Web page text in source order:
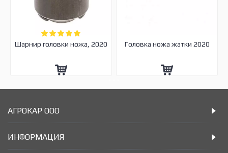
Шарнир головки ножа, 2020 Головка ножа жатки 2020
АГРОКАР ООО
ИНФОРМАЦИЯ